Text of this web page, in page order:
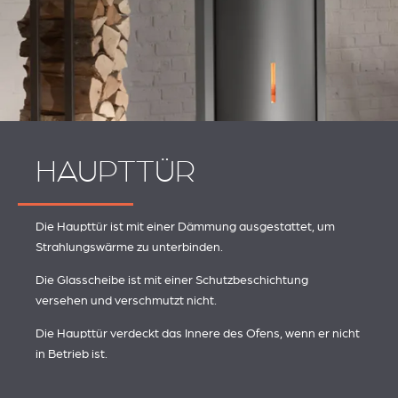
HAUPTTÜR
Die Haupttür ist mit einer Dämmung ausgestattet, um
Strahlungswärme zu unterbinden.
Die Glasscheibe ist mit einer Schutzbeschichtung
versehen und verschmutzt nicht.
Die Haupttür verdeckt das Innere des Ofens, wenn er nicht
in Betrieb ist.